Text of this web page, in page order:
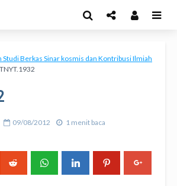
Studi Berkas Sinar kosmis dan Kontribusi Ilmiah
TNYT.1932
09/08/2012 1 menit baca